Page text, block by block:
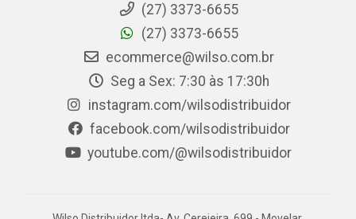
(27) 3373-6655
(27) 3373-6655
ecommerce@wilso.com.br
Seg a Sex: 7:30 às 17:30h
instagram.com/wilsodistribuidor
facebook.com/wilsodistribuidor
youtube.com/@wilsodistribuidor